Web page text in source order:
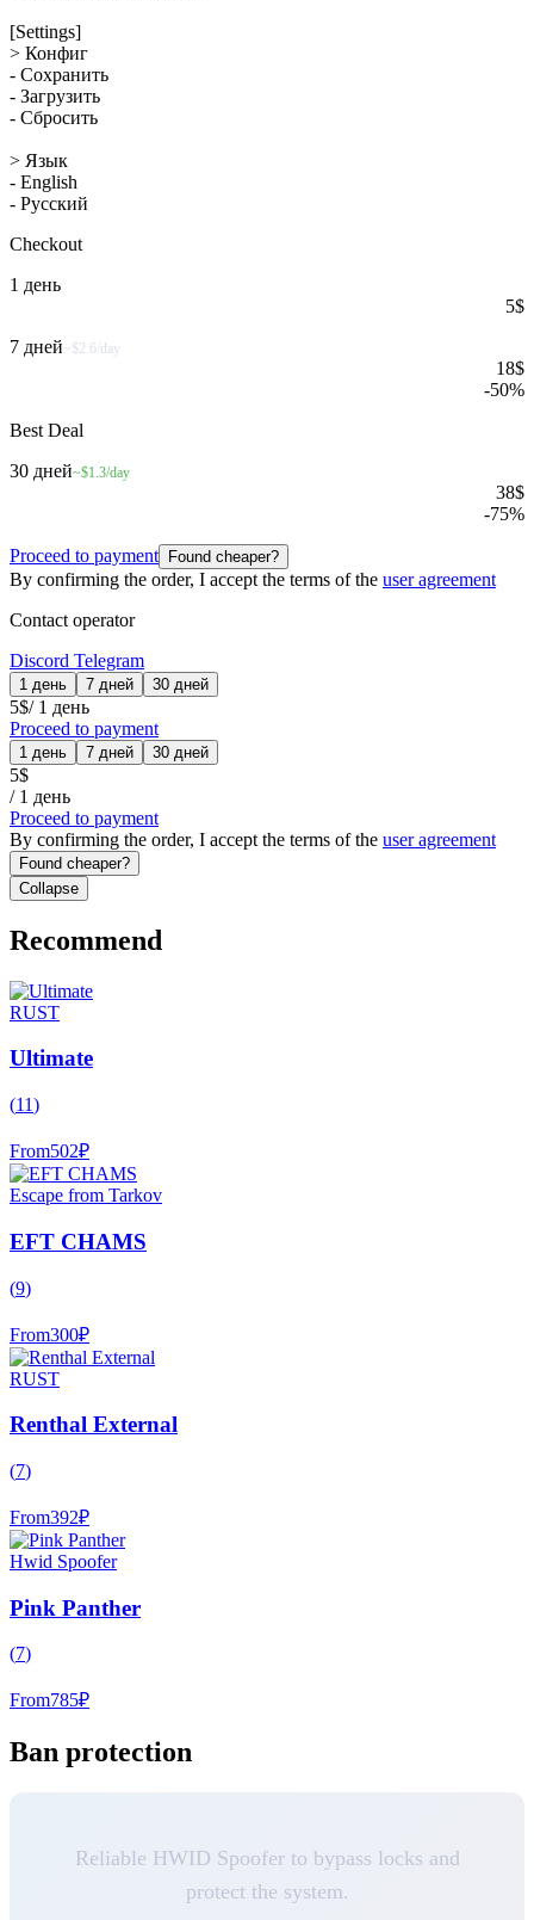
[Settings]
> Конфиг
- Сохранить
- Загрузить
- Сбросить
> Язык
- English
- Русский
Checkout
1 день
5$
7 дней~$2.6/day
18$
-50%
Best Deal
30 дней~$1.3/day
38$
-75%
Proceed to payment Found cheaper?
By confirming the order, I accept the terms of the user agreement
Contact operator
Discord Telegram
1 день 7 дней 30 дней
5$/ 1 день
Proceed to payment
1 день 7 дней 30 дней
5$
/ 1 день
Proceed to payment
By confirming the order, I accept the terms of the user agreement
Found cheaper?
Collapse
Recommend
RUST
Ultimate
(11)
From502₽
Escape from Tarkov
EFT CHAMS
(9)
From300₽
RUST
Renthal External
(7)
From392₽
Hwid Spoofer
Pink Panther
(7)
From785₽
Ban protection
Reliable HWID Spoofer to bypass locks and
protect the system.